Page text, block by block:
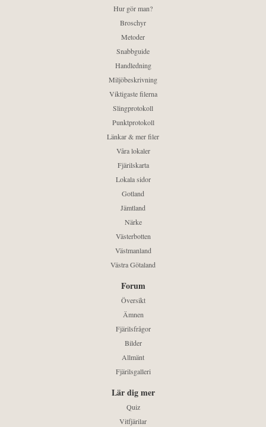
Hur gör man?
Broschyr
Metoder
Snabbguide
Handledning
Miljöbeskrivning
Viktigaste filerna
Slingprotokoll
Punktprotokoll
Länkar & mer filer
Våra lokaler
Fjärilskarta
Lokala sidor
Gotland
Jämtland
Närke
Västerbotten
Västmanland
Västra Götaland
Forum
Översikt
Ämnen
Fjärilsfrågor
Bilder
Allmänt
Fjärilsgalleri
Lär dig mer
Quiz
Vitfjärilar